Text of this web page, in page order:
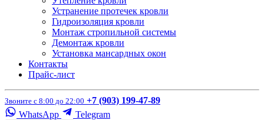
Устранение протечек кровли
Гидроизоляция кровли
Монтаж стропильной системы
Демонтаж кровли
Установка мансардных окон
Контакты
Прайс-лист
Звоните с 8:00 до 22:00 +7 (903) 199-47-89
WhatsApp
Telegram